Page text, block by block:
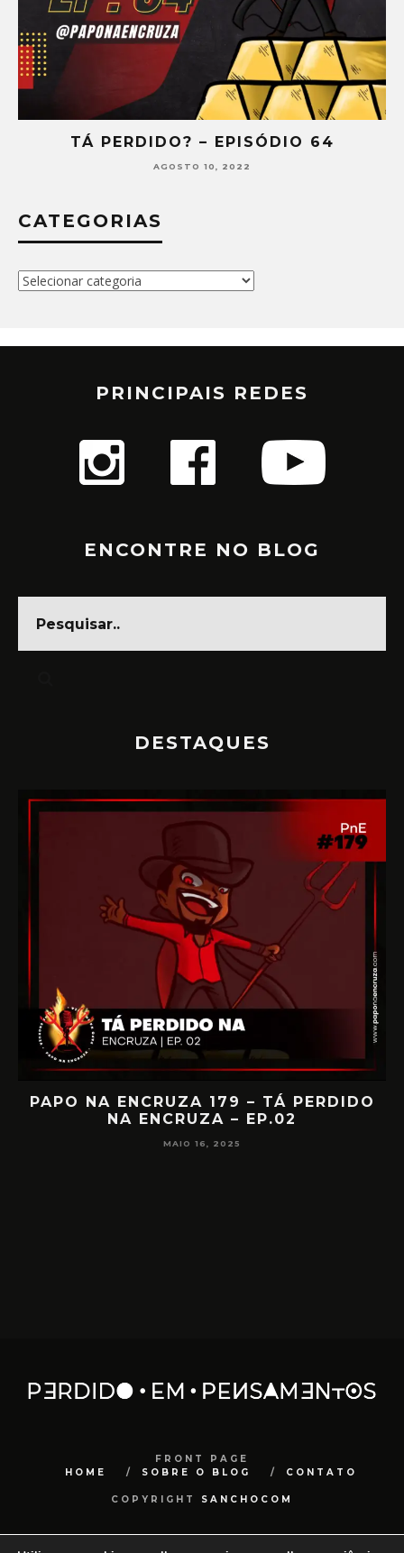
TÁ PERDIDO? – EPISÓDIO 64
AGOSTO 10, 2022
CATEGORIAS
Categorias
PRINCIPAIS REDES
ENCONTRE NO BLOG
DESTAQUES
PAPO NA ENCRUZA 179 – TÁ PERDIDO
NA ENCRUZA – EP.02
MAIO 16, 2025
FRONT PAGE
HOME
SOBRE O BLOG CONTATO
COPYRIGHT SANCHOCOM